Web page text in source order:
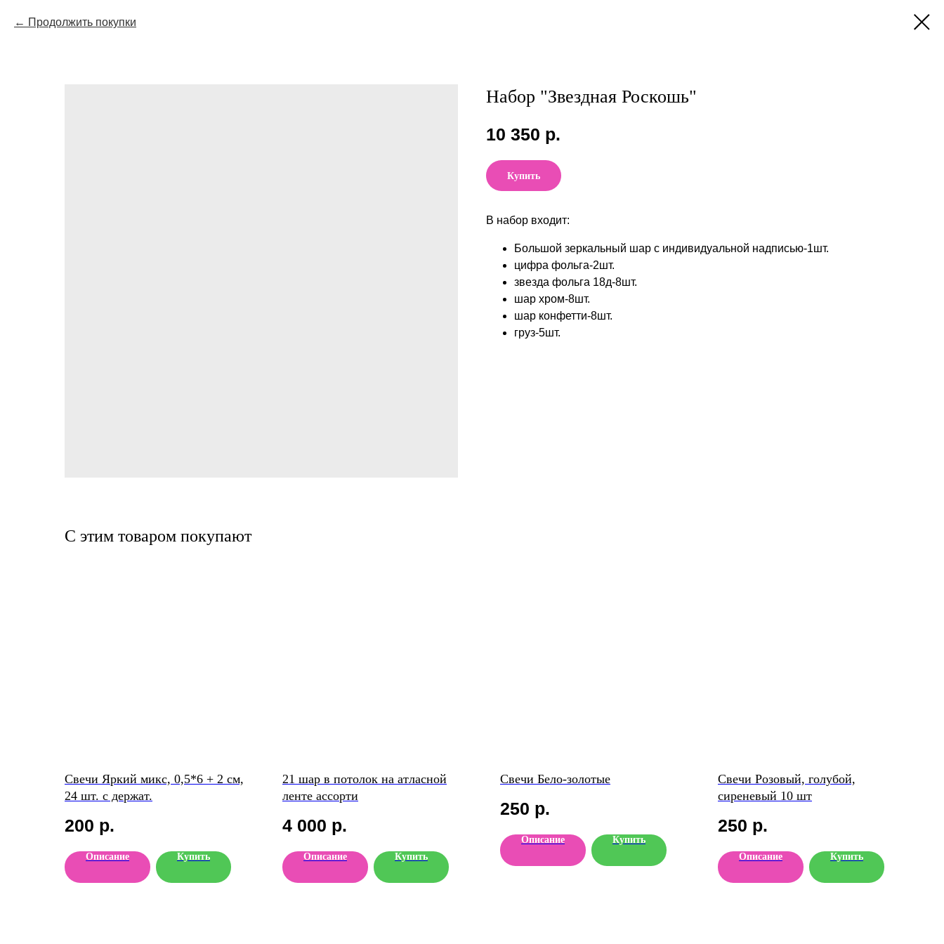
Продолжить покупки
Набор "Звездная Роскошь"
10 350 р.
Купить
В набор входит:
Большой зеркальный шар с индивидуальной надписью-1шт.
цифра фольга-2шт.
звезда фольга 18д-8шт.
шар хром-8шт.
шар конфетти-8шт.
груз-5шт.
С этим товаром покупают
Свечи Яркий микс, 0,5*6 + 2 см,
24 шт. с держат.
200 р.
Описание Купить
21 шар в потолок на атласной
ленте ассорти
4 000 р.
Описание Купить
Свечи Бело-золотые
250 р.
Описание Купить
Свечи Розовый, голубой,
сиреневый 10 шт
250 р.
Описание Купить